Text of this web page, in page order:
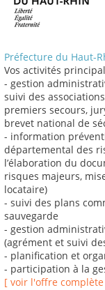
Préfecture du Haut-
Vos activités
- gestion
suivi des
premiers secours,
brevet national de
- information
départemental des
l’élaboration du
risques majeurs,
locataire)
- suivi des plans
sauvegarde
- gestion
(agrément et suivi
- planification et
- participation à la
[ voir l'offre